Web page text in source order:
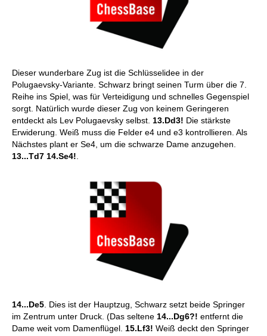
Dieser wunderbare Zug ist die Schlüsselidee in der
Polugaevsky-Variante. Schwarz bringt seinen Turm über die 7.
Reihe ins Spiel, was für Verteidigung und schnelles Gegenspiel
sorgt. Natürlich wurde dieser Zug von keinem Geringeren
entdeckt als Lev Polugaevsky selbst. 13.Dd3! Die stärkste
Erwiderung. Weiß muss die Felder e4 und e3 kontrollieren. Als
Nächstes plant er Se4, um die schwarze Dame anzugehen.
13...Td7 14.Se4!
14...De5 . Dies ist der Hauptzug, Schwarz setzt beide Springer
im Zentrum unter Druck. (Das seltene 14...Dg6?! entfernt die
Dame weit vom Damenflügel. 15.Lf3! Weiß deckt den Springer